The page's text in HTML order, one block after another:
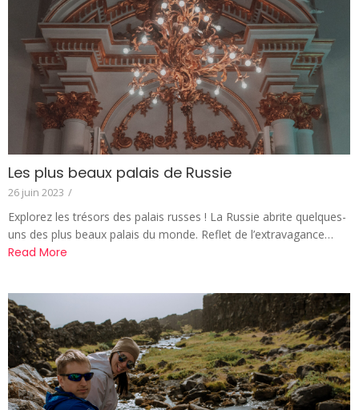
Les plus beaux palais de Russie
26 juin 2023 /
Explorez les trésors des palais russes ! La Russie abrite quelques-
uns des plus beaux palais du monde. Reflet de l’extravagance…
Read More